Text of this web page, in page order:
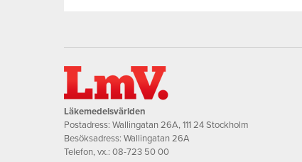
Läkemedelsvärlden
Postadress: Wallingatan 26A, 111 24 Stockholm
Besöksadress: Wallingatan 26A
Telefon, vx.: 08-723 50 00